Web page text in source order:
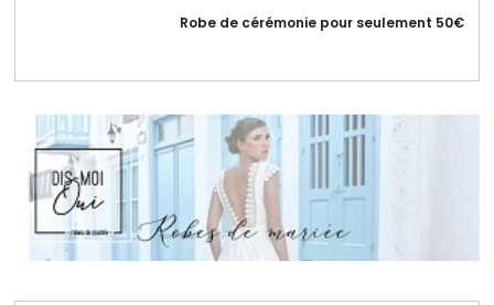
Robe de cérémonie pour seulement 50€